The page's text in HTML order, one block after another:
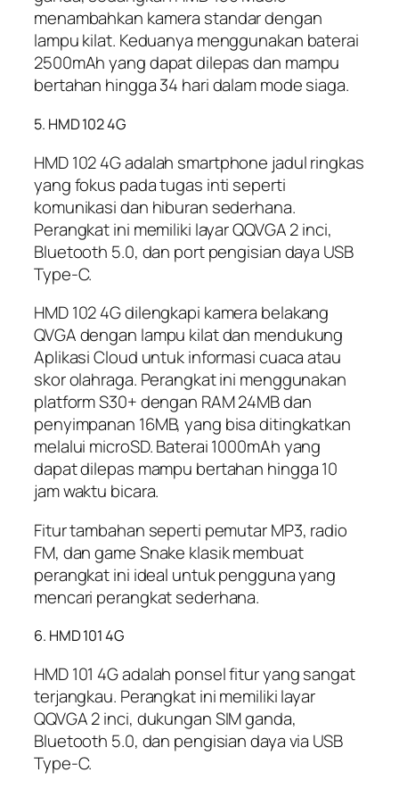
menambahkan kamera standar dengan
lampu kilat. Keduanya menggunakan baterai
2500mAh yang dapat dilepas dan mampu
bertahan hingga 34 hari dalam mode siaga.
5. HMD 102 4G
HMD 102 4G adalah smartphone jadul ringkas
yang fokus pada tugas inti seperti
komunikasi dan hiburan sederhana.
Perangkat ini memiliki layar QQVGA 2 inci,
Bluetooth 5.0, dan port pengisian daya USB
Type-C.
HMD 102 4G dilengkapi kamera belakang
QVGA dengan lampu kilat dan mendukung
Aplikasi Cloud untuk informasi cuaca atau
skor olahraga. Perangkat ini menggunakan
platform S30+ dengan RAM 24MB dan
penyimpanan 16MB, yang bisa ditingkatkan
melalui microSD. Baterai 1000mAh yang
dapat dilepas mampu bertahan hingga 10
jam waktu bicara.
Fitur tambahan seperti pemutar MP3, radio
FM, dan game Snake klasik membuat
perangkat ini ideal untuk pengguna yang
mencari perangkat sederhana.
6. HMD 101 4G
HMD 101 4G adalah ponsel fitur yang sangat
terjangkau. Perangkat ini memiliki layar
QQVGA 2 inci, dukungan SIM ganda,
Bluetooth 5.0, dan pengisian daya via USB
Type-C.